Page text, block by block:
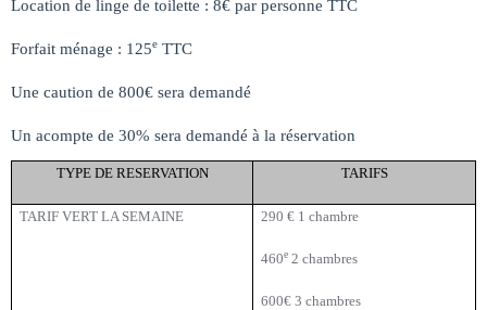
Location de linge de toilette : 8€ par personne TTC
Forfait ménage : 125e TTC
Une caution de 800€ sera demandé
Un acompte de 30% sera demandé à la réservation
TYPE DE RESERVATION TARIFS
TARIF VERT LA SEMAINE 290 € 1 chambre
460e 2 chambres
600€ 3 chambres